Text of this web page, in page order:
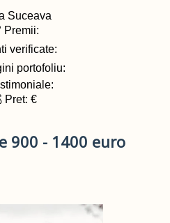
Suceava
Premii:
verificate:
portofoliu:
Pret: €
900 - 1400 euro